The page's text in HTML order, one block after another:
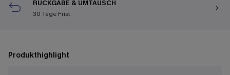
RÜCKGABE & UMTAUSCH
30 Tage Frist
Produkthighlight